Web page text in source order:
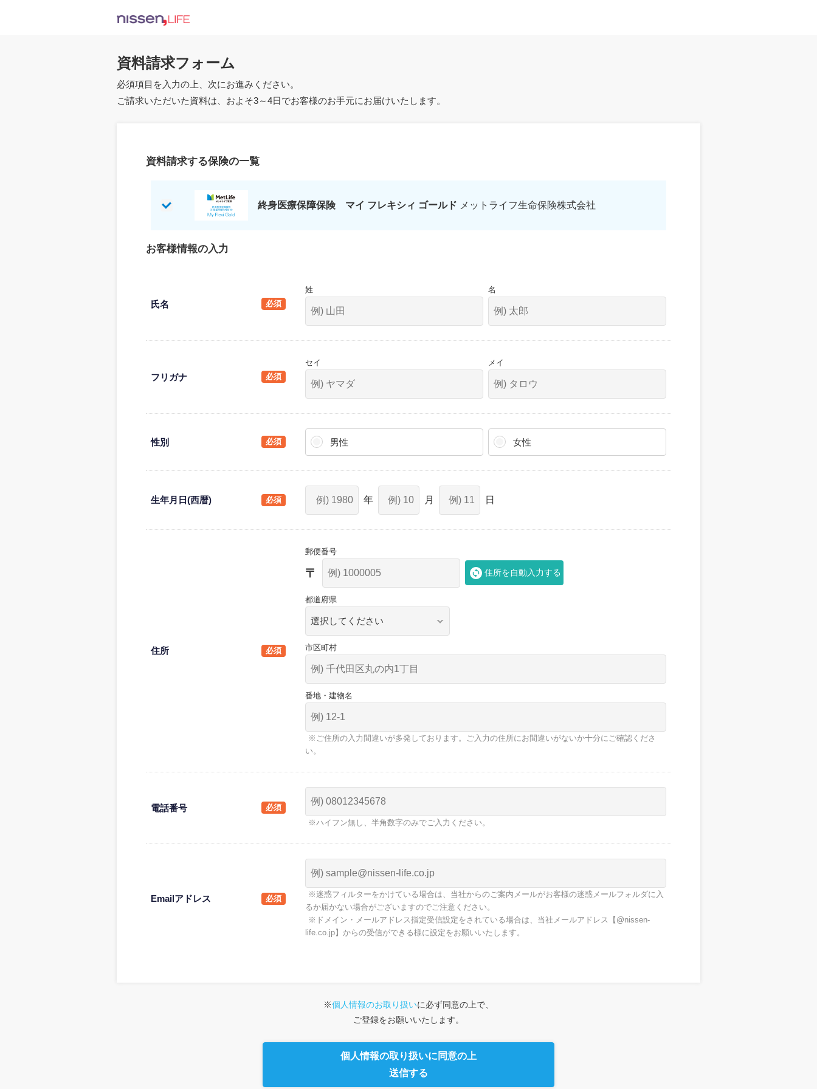
資料請求フォーム
必須項目を入力の上、次にお進みください。
ご請求いただいた資料は、およそ3～4日でお客様のお手元にお届けいたします。
資料請求する保険の一覧
終身医療保障保険 マイ フレキシィ ゴールド メットライフ生命保険株式会社
お客様情報の入力
氏名
姓 名
フリガナ
セイ メイ
性別 男性 女性
生年月日(西暦)
住所
郵便番号
住所を自動入力する
都道府県
市区町村
番地・建物名
※ご住所の入力間違いが多発しております。ご入力の住所にお間違いがないか十分にご確認くださ
い。
電話番号
※ハイフン無し、半角数字のみでご入力ください。
Emailアドレス
※迷惑フィルターをかけている場合は、当社からのご案内メールがお客様の迷惑メールフォルダに入
るか届かない場合がございますのでご注意ください。
※ドメイン・メールアドレス指定受信設定をされている場合は、当社メールアドレス【@nissen-
life.co.jp】からの受信ができる様に設定をお願いいたします。
※個人情報のお取り扱いに必ず同意の上で、
ご登録をお願いいたします。
個人情報の取り扱いに同意の上
送信する